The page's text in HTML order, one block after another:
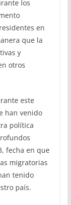
los
en
que la
y
otros
este
han venido
política
fecha en que
migratorias
tenido
país.